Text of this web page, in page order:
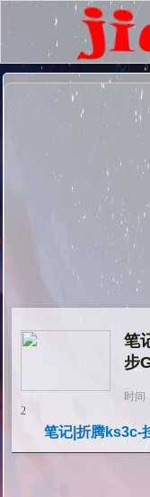
笔
步
时间
2
笔记|折腾ks3c-